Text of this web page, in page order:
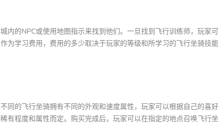
内的NPC或使用地图指示来找到他们。一旦找到飞行训练师，玩家可
为学习费用，费用的多少取决于玩家的等级和所学习的飞行坐骑技能
同的飞行坐骑拥有不同的外观和速度属性，玩家可以根据自己的喜好
有程度和属性而定。购买完成后，玩家可以在指定的地点召唤飞行坐